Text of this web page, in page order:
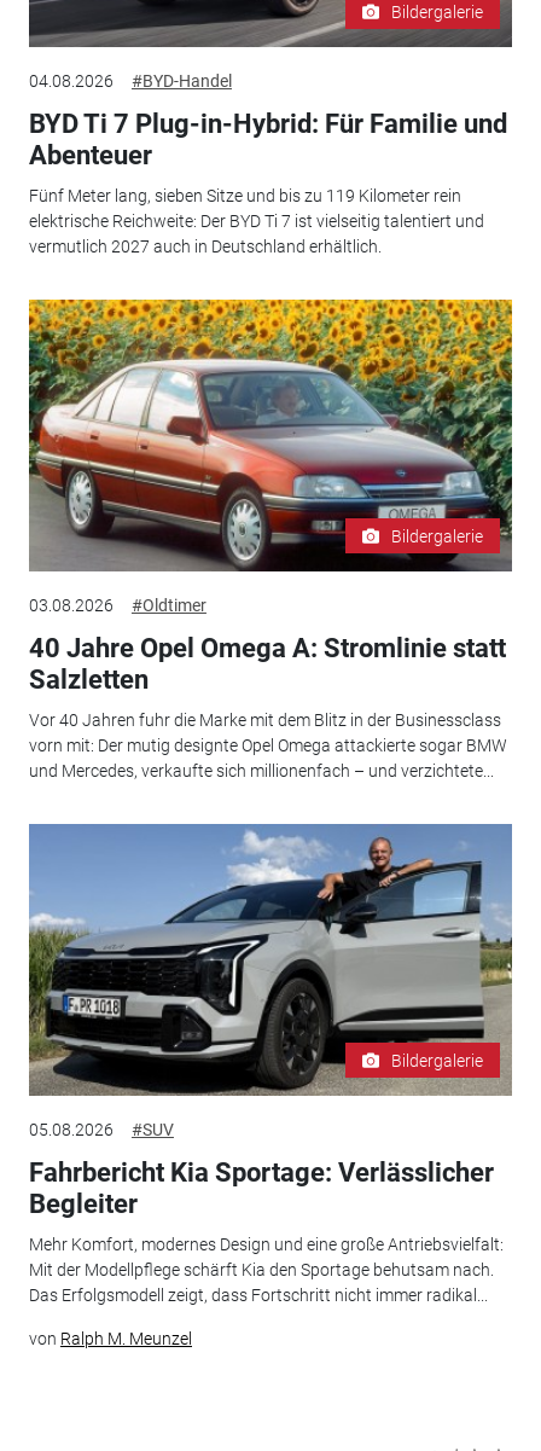
Bildergalerie
04.08.2026 #BYD-Handel
BYD Ti 7 Plug-in-Hybrid: Für Familie und
Abenteuer
Fünf Meter lang, sieben Sitze und bis zu 119 Kilometer rein
elektrische Reichweite: Der BYD Ti 7 ist vielseitig talentiert und
vermutlich 2027 auch in Deutschland erhältlich.
Bildergalerie
03.08.2026 #Oldtimer
40 Jahre Opel Omega A: Stromlinie statt
Salzletten
Vor 40 Jahren fuhr die Marke mit dem Blitz in der Businessclass
vorn mit: Der mutig designte Opel Omega attackierte sogar BMW
und Mercedes, verkaufte sich millionenfach – und verzichtete...
Bildergalerie
05.08.2026 #SUV
Fahrbericht Kia Sportage: Verlässlicher
Begleiter
Mehr Komfort, modernes Design und eine große Antriebsvielfalt:
Mit der Modellpflege schärft Kia den Sportage behutsam nach.
Das Erfolgsmodell zeigt, dass Fortschritt nicht immer radikal...
von Ralph M. Meunzel